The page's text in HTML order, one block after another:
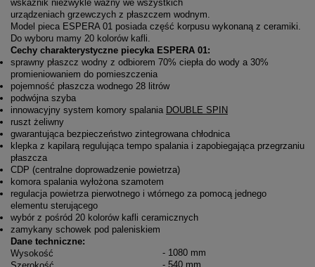
wskaźnik niezwykle ważny we wszystkich
urządzeniach grzewczych z płaszczem wodnym.
Model pieca ESPERA 01 posiada część korpusu wykonaną z ceramiki.
Do wyboru mamy 20 kolorów kafli.
Cechy charakterystyczne piecyka ESPERA 01:
sprawny płaszcz wodny z odbiorem 70% ciepła do wody a 30%
promieniowaniem do pomieszczenia
pojemność płaszcza wodnego 28 litrów
podwójna szyba
innowacyjny system komory spalania DOUBLE SPIN
ruszt żeliwny
gwarantująca bezpieczeństwo zintegrowana chłodnica
klepka z kapilarą regulująca tempo spalania i zapobiegająca przegrzaniu
płaszcza
CDP (centralne doprowadzenie powietrza)
komora spalania wyłożona szamotem
regulacja powietrza pierwotnego i wtórnego za pomocą jednego
elementu sterującego
wybór z pośród 20 kolorów kafli ceramicznych
zamykany schowek pod paleniskiem
Dane techniczne:
Wysokość
- 1080 mm
- 540 mm